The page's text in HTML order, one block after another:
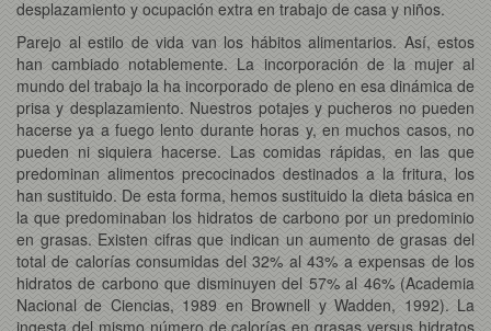
desplazamiento y ocupación extra en trabajo de casa y niños.
Parejo al estilo de vida van los hábitos alimentarios. Así, estos
han cambiado notablemente. La incorporación de la mujer al
mundo del trabajo la ha incorporado de pleno en esa dinámica de
prisa y desplazamiento. Nuestros potajes y pucheros no pueden
hacerse ya a fuego lento durante horas y, en muchos casos, no
pueden ni siquiera hacerse. Las comidas rápidas, en las que
predominan alimentos precocinados destinados a la fritura, los
han sustituido. De esta forma, hemos sustituido la dieta básica en
la que predominaban los hidratos de carbono por un predominio
en grasas. Existen cifras que indican un aumento de grasas del
total de calorías consumidas del 32% al 43% a expensas de los
hidratos de carbono que disminuyen del 57% al 46% (Academia
Nacional de Ciencias, 1989 en Brownell y Wadden, 1992). La
ingesta del mismo número de calorías en grasas versus hidratos